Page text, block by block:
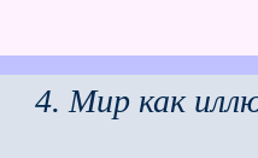
4. Мир как